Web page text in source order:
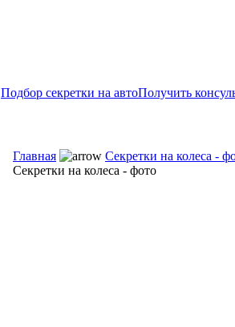
Подбор секретки на автоПолучить
Главная
Секретки на колеса -
Секретки на колеса - фото